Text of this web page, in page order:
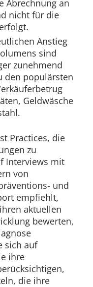
Abrechnung an
nicht für die
Anstieg
sind
zunehmend
den populärsten
Geldwäsche
Practices, die
zu
Interviews mit
von
und
empfiehlt,
aktuellen
bewerten,
sich auf
ihre
die ihre